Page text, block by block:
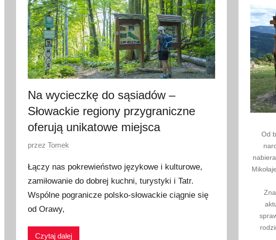
Na wycieczkę do sąsiadów –
Słowackie regiony przygraniczne
oferują unikatowe miejsca
O
u
b
l
i
przezTomek
Łączy nas pokrewieństwo językowe i kulturowe,
zamiłowanie do dobrej kuchni, turystyki i Tatr.
Wspólne pogranicze polsko-słowackie ciągnie się
od Orawy,
Czytaj dalej
Od